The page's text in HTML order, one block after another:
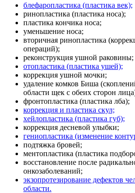
блефаропластика (пластика век);
ринопластика (пластика носа);
пластика кончика носа;
уменьшение носа;
вторичная ринопластика
операций);
реконструкция ушной раковины;
отопластика (пластика ушей);
коррекция ушной мочки;
удаление комков Биша
области щек с обеих сторон
фронтопластика (пластика лба);
коррекция и пластика скул;
хейлопластика (пластика губ);
коррекция десневой улыбки;
гениопластика (изменение
подтяжка бровей;
ментопластика (пластика
восстановление после
онкозаболеваний;
экзопротезирование дефектов
области.